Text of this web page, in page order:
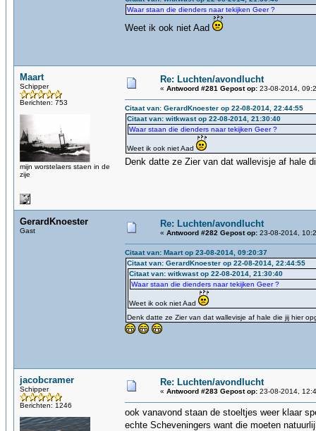
Waar staan die dienders naar tekijken Geer ?
Weet ik ook niet Aad
Maart
Schipper
Berichten: 753
mijn worstelaers staen in de
zije
Re: Luchten/avondlucht
« Antwoord #281 Gepost op: 23-08-2014,
Citaat van: GerardKnoester op 22-08-2014, 22:44:55
Citaat van: witkwast op 22-08-2014, 21:30:40
Waar staan die dienders naar tekijken Geer ?
Weet ik ook niet Aad
Denk datte ze Zier van dat wallevisje af hale
GerardKnoester
Gast
Re: Luchten/avondlucht
« Antwoord #282 Gepost op: 23-08-2014,
Citaat van: Maart op 23-08-2014, 09:20:37
Citaat van: GerardKnoester op 22-08-2014, 22:44:55
Citaat van: witkwast op 22-08-2014, 21:30:40
Waar staan die dienders naar tekijken Geer ?
Weet ik ook niet Aad
Denk datte ze Zier van dat wallevisje af hale die jij hier
jacobcramer
Schipper
Berichten: 1246
Re: Luchten/avondlucht
« Antwoord #283 Gepost op: 23-08-2014,
ook vanavond staan de stoeltjes weer klaar
echte Scheveningers want die moeten